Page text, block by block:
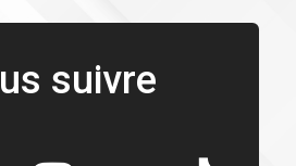
suivre